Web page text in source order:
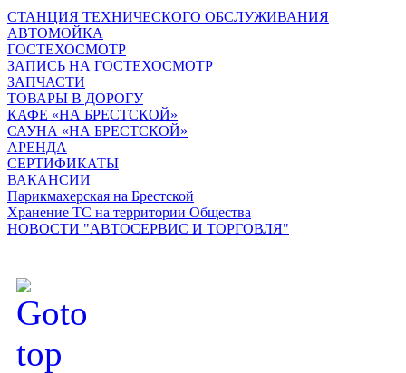
СТАНЦИЯ ТЕХНИЧЕСКОГО ОБСЛУЖИВАНИЯ
АВТОМОЙКА
ГОСТЕХОСМОТР
ЗАПИСЬ НА ГОСТЕХОСМОТР
ЗАПЧАСТИ
ТОВАРЫ В ДОРОГУ
КАФЕ «НА БРЕСТСКОЙ»
САУНА «НА БРЕСТСКОЙ»
АРЕНДА
СЕРТИФИКАТЫ
ВАКАНСИИ
Парикмахерская на Брестской
Хранение ТС на территории Общества
НОВОСТИ "АВТОСЕРВИС И ТОРГОВЛЯ"